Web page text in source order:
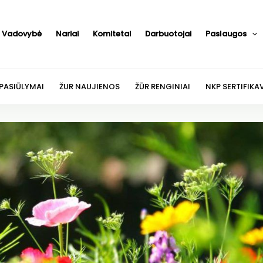
Vadovybė Nariai Komitetai Darbuotojai Paslaugos
ŽUR NAUJIENOS ŽŪR RENGINIAI NKP